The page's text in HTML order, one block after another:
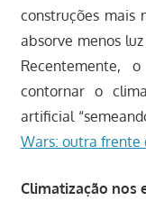
construções mais
absorve menos
Recentemente,
contornar o
artificial
Wars: outra frente
Climatização nos